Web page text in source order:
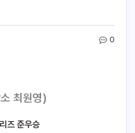
0
최원영)
즈 준우승